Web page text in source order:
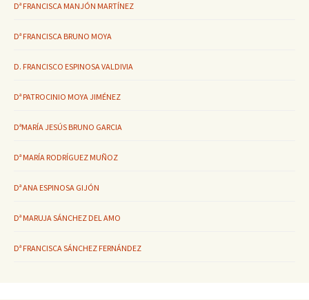
Dª FRANCISCA MANJÓN MARTÍNEZ
Dª FRANCISCA BRUNO MOYA
D. FRANCISCO ESPINOSA VALDIVIA
Dª PATROCINIO MOYA JIMÉNEZ
DªMARÍA JESÚS BRUNO GARCIA
Dª MARÍA RODRÍGUEZ MUÑOZ
Dª ANA ESPINOSA GIJÓN
Dª MARUJA SÁNCHEZ DEL AMO
Dª FRANCISCA SÁNCHEZ FERNÁNDEZ